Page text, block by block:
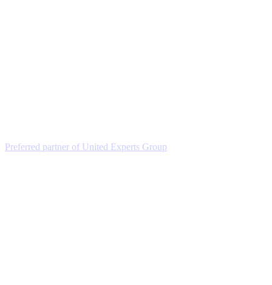
Preferred partner of United Experts Group